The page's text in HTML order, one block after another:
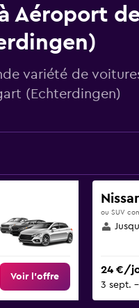
Aéroport de
variété de
(Echterdingen)
Voir l’offre
ou SUV
24 €/
3 sept.